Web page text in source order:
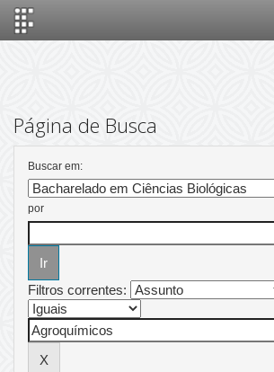
Página de Busca
Buscar em:
por
Filtros correntes: